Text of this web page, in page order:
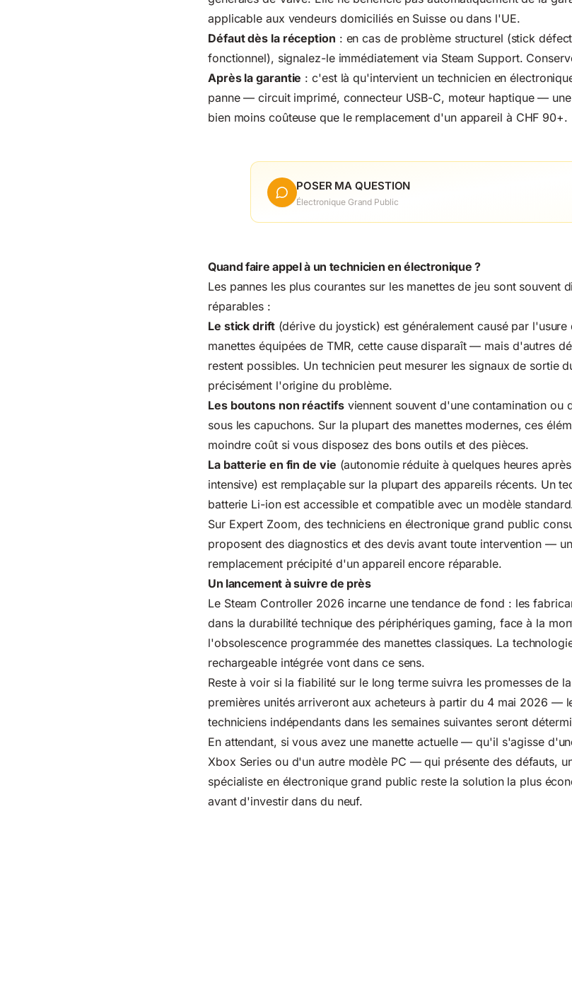
applicable aux vendeurs domiciliés en Suisse ou dans l'UE.
Défaut dès la réception : en cas de problème structurel (stick
fonctionnel), signalez-le immédiatement via Steam Support.
Après la garantie : c'est là qu'intervient un technicien en
panne — circuit imprimé, connecteur USB-C, moteur haptique —
bien moins coûteuse que le remplacement d'un appareil à CHF 90+.
POSER MA QUESTION
Électronique Grand Public
Quand faire appel à un technicien en électronique ?
Les pannes les plus courantes sur les manettes de jeu sont souvent
réparables :
Le stick drift(dérive du joystick) est généralement causé par l'usure
manettes équipées de TMR, cette cause disparaît — mais d'autres
restent possibles. Un technicien peut mesurer les signaux de sortie
précisément l'origine du problème.
Les boutons non réactifsviennent souvent d'une contamination ou
sous les capuchons. Sur la plupart des manettes modernes, ces
moindre coût si vous disposez des bons outils et des pièces.
La batterie en fin de vie (autonomie réduite à quelques heures
intensive) est remplaçable sur la plupart des appareils récents. Un
batterie Li-ion est accessible et compatible avec un modèle
Sur Expert Zoom, des techniciens en électronique grand public
proposent des diagnostics et des devis avant toute intervention —
remplacement précipité d'un appareil encore réparable.
Un lancement à suivre de près
Le Steam Controller 2026 incarne une tendance de fond : les
dans la durabilité technique des périphériques gaming, face à la
l'obsolescence programmée des manettes classiques. La
rechargeable intégrée vont dans ce sens.
Reste à voir si la fiabilité sur le long terme suivra les promesses de
premières unités arriveront aux acheteurs à partir du 4 mai 2026 —
techniciens indépendants dans les semaines suivantes seront
En attendant, si vous avez une manette actuelle — qu'il s'agisse
Xbox Series ou d'un autre modèle PC — qui présente des défauts,
spécialiste en électronique grand public reste la solution la plus
avant d'investir dans du neuf.